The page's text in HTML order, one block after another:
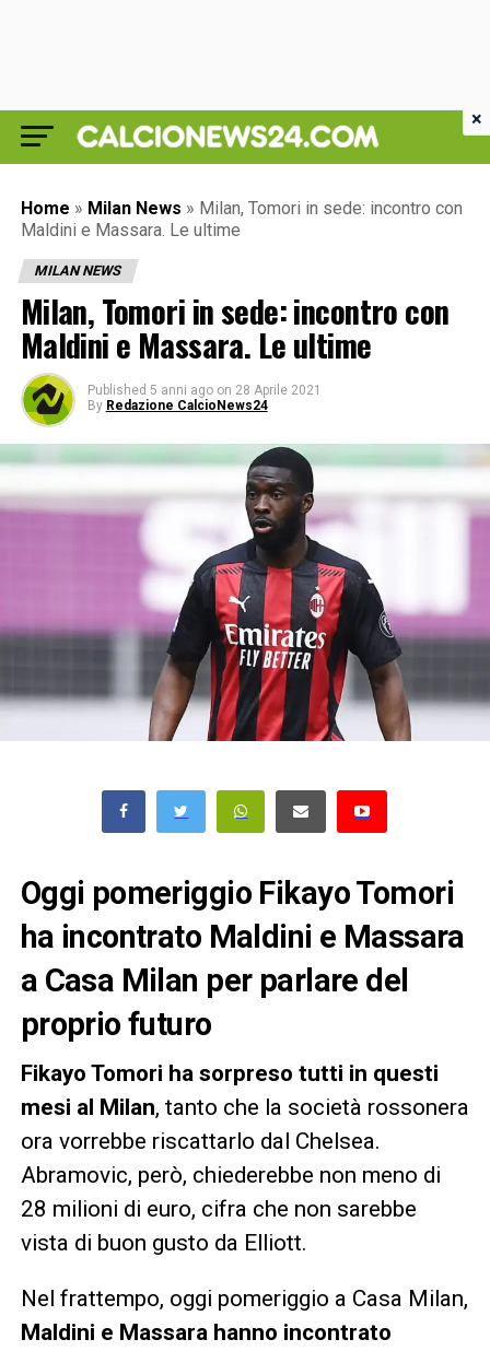
Home » Milan News » Milan, Tomori in sede: incontro con
Maldini e Massara. Le ultime
MILAN NEWS
Milan, Tomori in sede: incontro con
Maldini e Massara. Le ultime
Published 5 anni ago on 28 Aprile 2021
By Redazione CalcioNews24
Oggi pomeriggio Fikayo Tomori
ha incontrato Maldini e Massara
a Casa Milan per parlare del
proprio futuro
Fikayo Tomori ha sorpreso tutti in questi
mesi al Milan, tanto che la società rossonera
ora vorrebbe riscattarlo dal Chelsea.
Abramovic, però, chiederebbe non meno di
28 milioni di euro, cifra che non sarebbe
vista di buon gusto da Elliott.
Nel frattempo, oggi pomeriggio a Casa Milan,
Maldini e Massara hanno incontrato
×